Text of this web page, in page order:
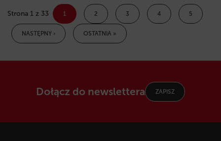
Strona 1 z 33 1 2 3 4 5
NASTĘPNY › OSTATNIA »
Dołącz do newslettera ZAPISZ